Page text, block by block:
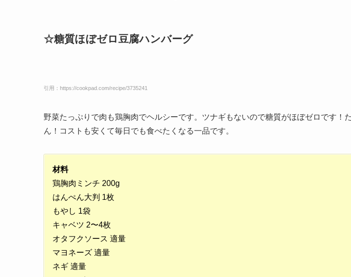
☆糖質ほぼゼロ豆腐ハンバーグ
引用：https://cookpad.com/recipe/3735241
野菜たっぷりで肉も鶏胸肉でヘルシーです。ツナギもないので糖質がほぼゼロです！
ん！コストも安くて毎日でも食べたくなる一品です。
材料
鶏胸肉ミンチ 200g
はんぺん大判 1枚
もやし 1袋
キャベツ 2〜4枚
オタフクソース 適量
マヨネーズ 適量
ネギ 適量